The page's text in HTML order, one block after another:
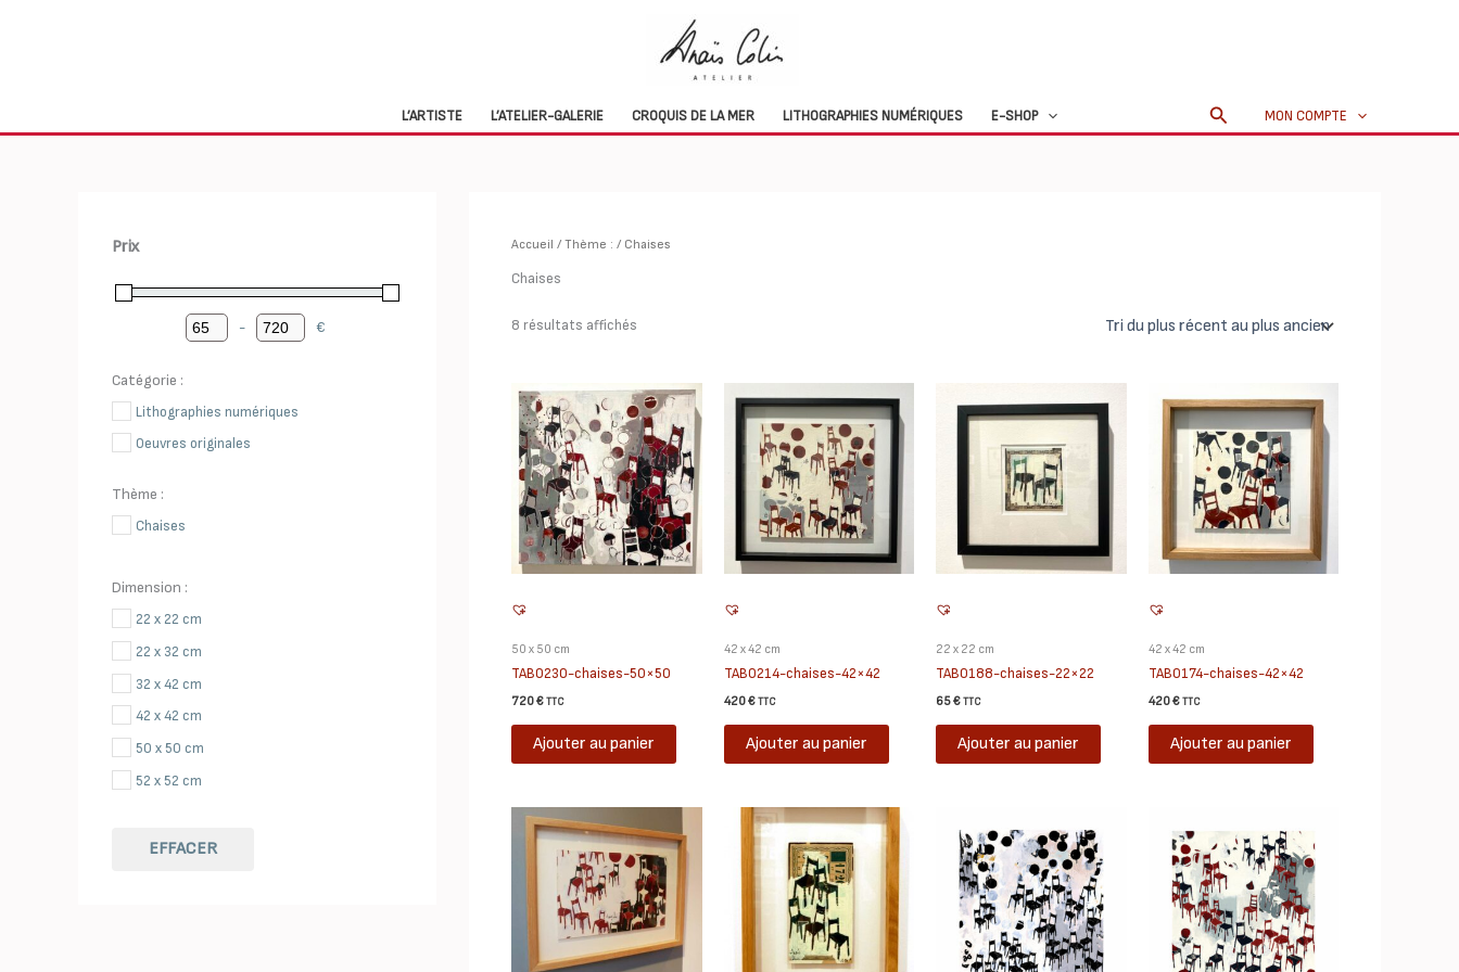
L’ARTISTE L’ATELIER-GALERIE CROQUIS DE LA MER LITHOGRAPHIES NUMÉRIQUES E-SHOP RechercherMON COMPTE
Prix
Minimum Price
-
Maximum Price
€
Catégorie :
Lithographies numériques
Oeuvres originales
Thème :
Chaises
Dimension :
22 x 22 cm
22 x 32 cm
32 x 42 cm
42 x 42 cm
50 x 50 cm
52 x 52 cm
EFFACER
Accueil / Thème : / Chaises
Chaises
8 résultats affichés
plus
ancien
50 x 50 cm
TAB0230-chaises-50×50
720€TTC
Ajouter au panier
42 x 42 cm
TAB0214-chaises-42×42
420€ TTC
Ajouter au panier
22 x 22 cm
TAB0188-chaises-22×22
65€TTC
Ajouter au panier
42 x 42 cm
TAB0174-chaises-42×42
420€ TTC
Ajouter au panier